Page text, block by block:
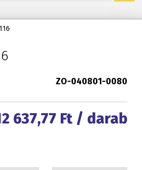
ZO-040801-0080
637,77 Ft / darab